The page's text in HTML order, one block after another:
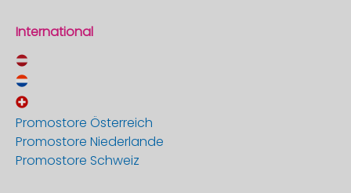
International
Promostore Österreich
Promostore Niederlande
Promostore Schweiz